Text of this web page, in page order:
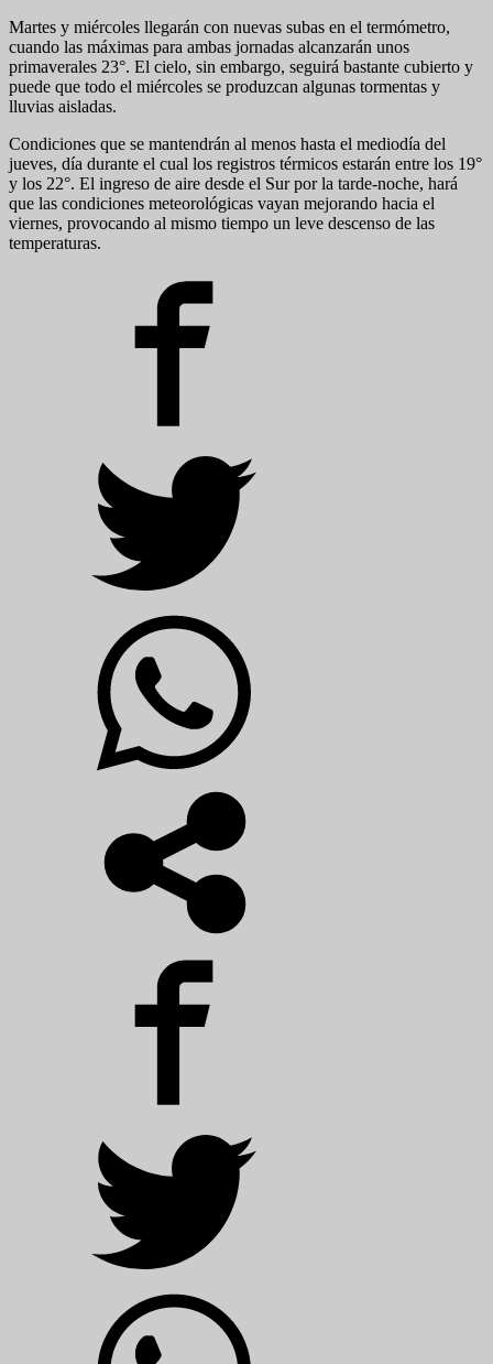
Martes y miércoles llegarán con nuevas subas en el termómetro,
cuando las máximas para ambas jornadas alcanzarán unos
primaverales 23°. El cielo, sin embargo, seguirá bastante cubierto y
puede que todo el miércoles se produzcan algunas tormentas y
lluvias aisladas.
Condiciones que se mantendrán al menos hasta el mediodía del
jueves, día durante el cual los registros térmicos estarán entre los 19°
y los 22°. El ingreso de aire desde el Sur por la tarde-noche, hará
que las condiciones meteorológicas vayan mejorando hacia el
viernes, provocando al mismo tiempo un leve descenso de las
temperaturas.